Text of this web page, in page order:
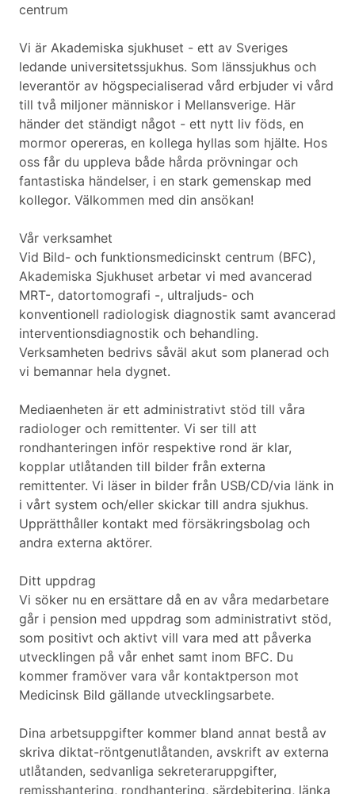
centrum
Vi är Akademiska sjukhuset - ett av Sveriges
ledande universitetssjukhus. Som länssjukhus och
leverantör av högspecialiserad vård erbjuder vi vård
till två miljoner människor i Mellansverige. Här
händer det ständigt något - ett nytt liv föds, en
mormor opereras, en kollega hyllas som hjälte. Hos
oss får du uppleva både hårda prövningar och
fantastiska händelser, i en stark gemenskap med
kollegor. Välkommen med din ansökan!
Vår verksamhet
Vid Bild- och funktionsmedicinskt centrum (BFC),
Akademiska Sjukhuset arbetar vi med avancerad
MRT-, datortomografi -, ultraljuds- och
konventionell radiologisk diagnostik samt avancerad
interventionsdiagnostik och behandling.
Verksamheten bedrivs såväl akut som planerad och
vi bemannar hela dygnet.
Mediaenheten är ett administrativt stöd till våra
radiologer och remittenter. Vi ser till att
rondhanteringen inför respektive rond är klar,
kopplar utlåtanden till bilder från externa
remittenter. Vi läser in bilder från USB/CD/via länk in
i vårt system och/eller skickar till andra sjukhus.
Upprätthåller kontakt med försäkringsbolag och
andra externa aktörer.
Ditt uppdrag
Vi söker nu en ersättare då en av våra medarbetare
går i pension med uppdrag som administrativt stöd,
som positivt och aktivt vill vara med att påverka
utvecklingen på vår enhet samt inom BFC. Du
kommer framöver vara vår kontaktperson mot
Medicinsk Bild gällande utvecklingsarbete.
Dina arbetsuppgifter kommer bland annat bestå av
skriva diktat-röntgenutlåtanden, avskrift av externa
utlåtanden, sedvanliga sekreteraruppgifter,
remisshantering, rondhantering, särdebitering, länka